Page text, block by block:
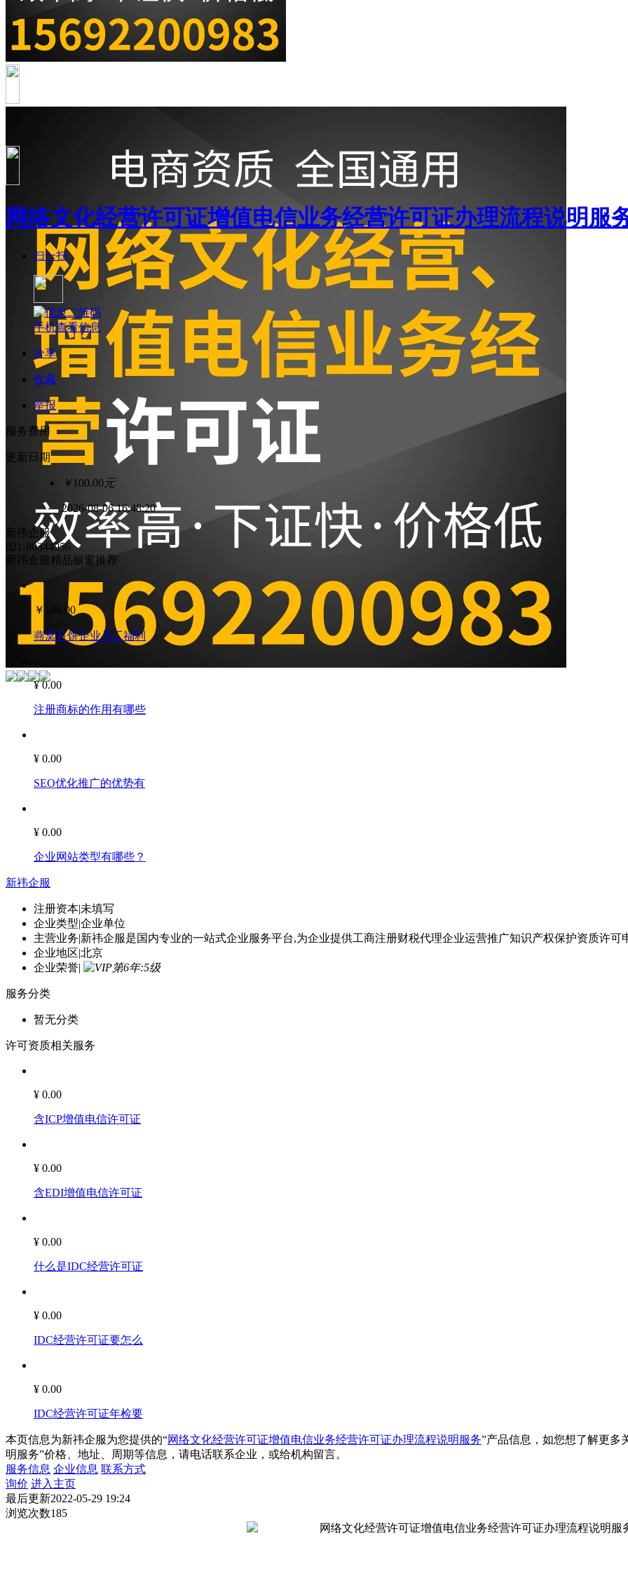
网络文化经营许可证增值电信业务经营许可证办理流程说明服
扫一扫
手机查看信息
分享
收藏
举报
服务费用
更新日期
￥100.00元
2026-08-06 16:48:20
新祎企服
021-80344956
新祎企服精品橱窗推荐
￥ 188.00
燕窝月饼企业员工福利
¥ 0.00
注册商标的作用有哪些
¥ 0.00
SEO优化推广的优势有
¥ 0.00
企业网站类型有哪些？
新祎企服
注册资本|未填写
企业类型|企业单位
主营业务|新祎企服是国内专业的一站式企业服务平台,为企业提供工商注册财税代理企业运营推广知识产权保护资质许可
企业地区|北京
企业荣誉|
服务分类
暂无分类
许可资质相关服务
¥ 0.00
含ICP增值电信许可证
¥ 0.00
含EDI增值电信许可证
¥ 0.00
什么是IDC经营许可证
¥ 0.00
IDC经营许可证要怎么
¥ 0.00
IDC经营许可证年检要
本页信息为新祎企服为您提供的“网络文化经营许可证增值电信业务经营许可证办理流程说明服务”产品信息，如您想了解更多
明服务”价格、地址、周期等信息，请电话联系企业，或给机构留言。
服务信息 企业信息 联系方式
询价 进入主页
最后更新2022-05-29 19:24
浏览次数185